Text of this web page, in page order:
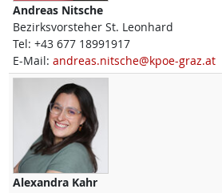
Andreas Nitsche
Bezirksvorsteher St. Leonhard
Tel: +43 677 18991917
E-Mail: andreas.nitsche@kpoe-graz.at
Alexandra Kahr